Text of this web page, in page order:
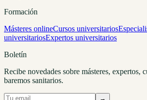
Formación
Másteres onlineCursos universitarios
universitariosExpertos universitarios
Boletín
Recibe novedades sobre másteres, expertos,
baremos sanitarios.
→